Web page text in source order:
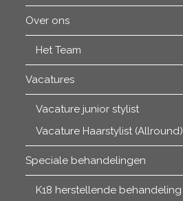
Over ons
Het Team
Vacatures
Vacature junior stylist
Vacature Haarstylist (Allround)
Speciale behandelingen
K18 herstellende behandeling